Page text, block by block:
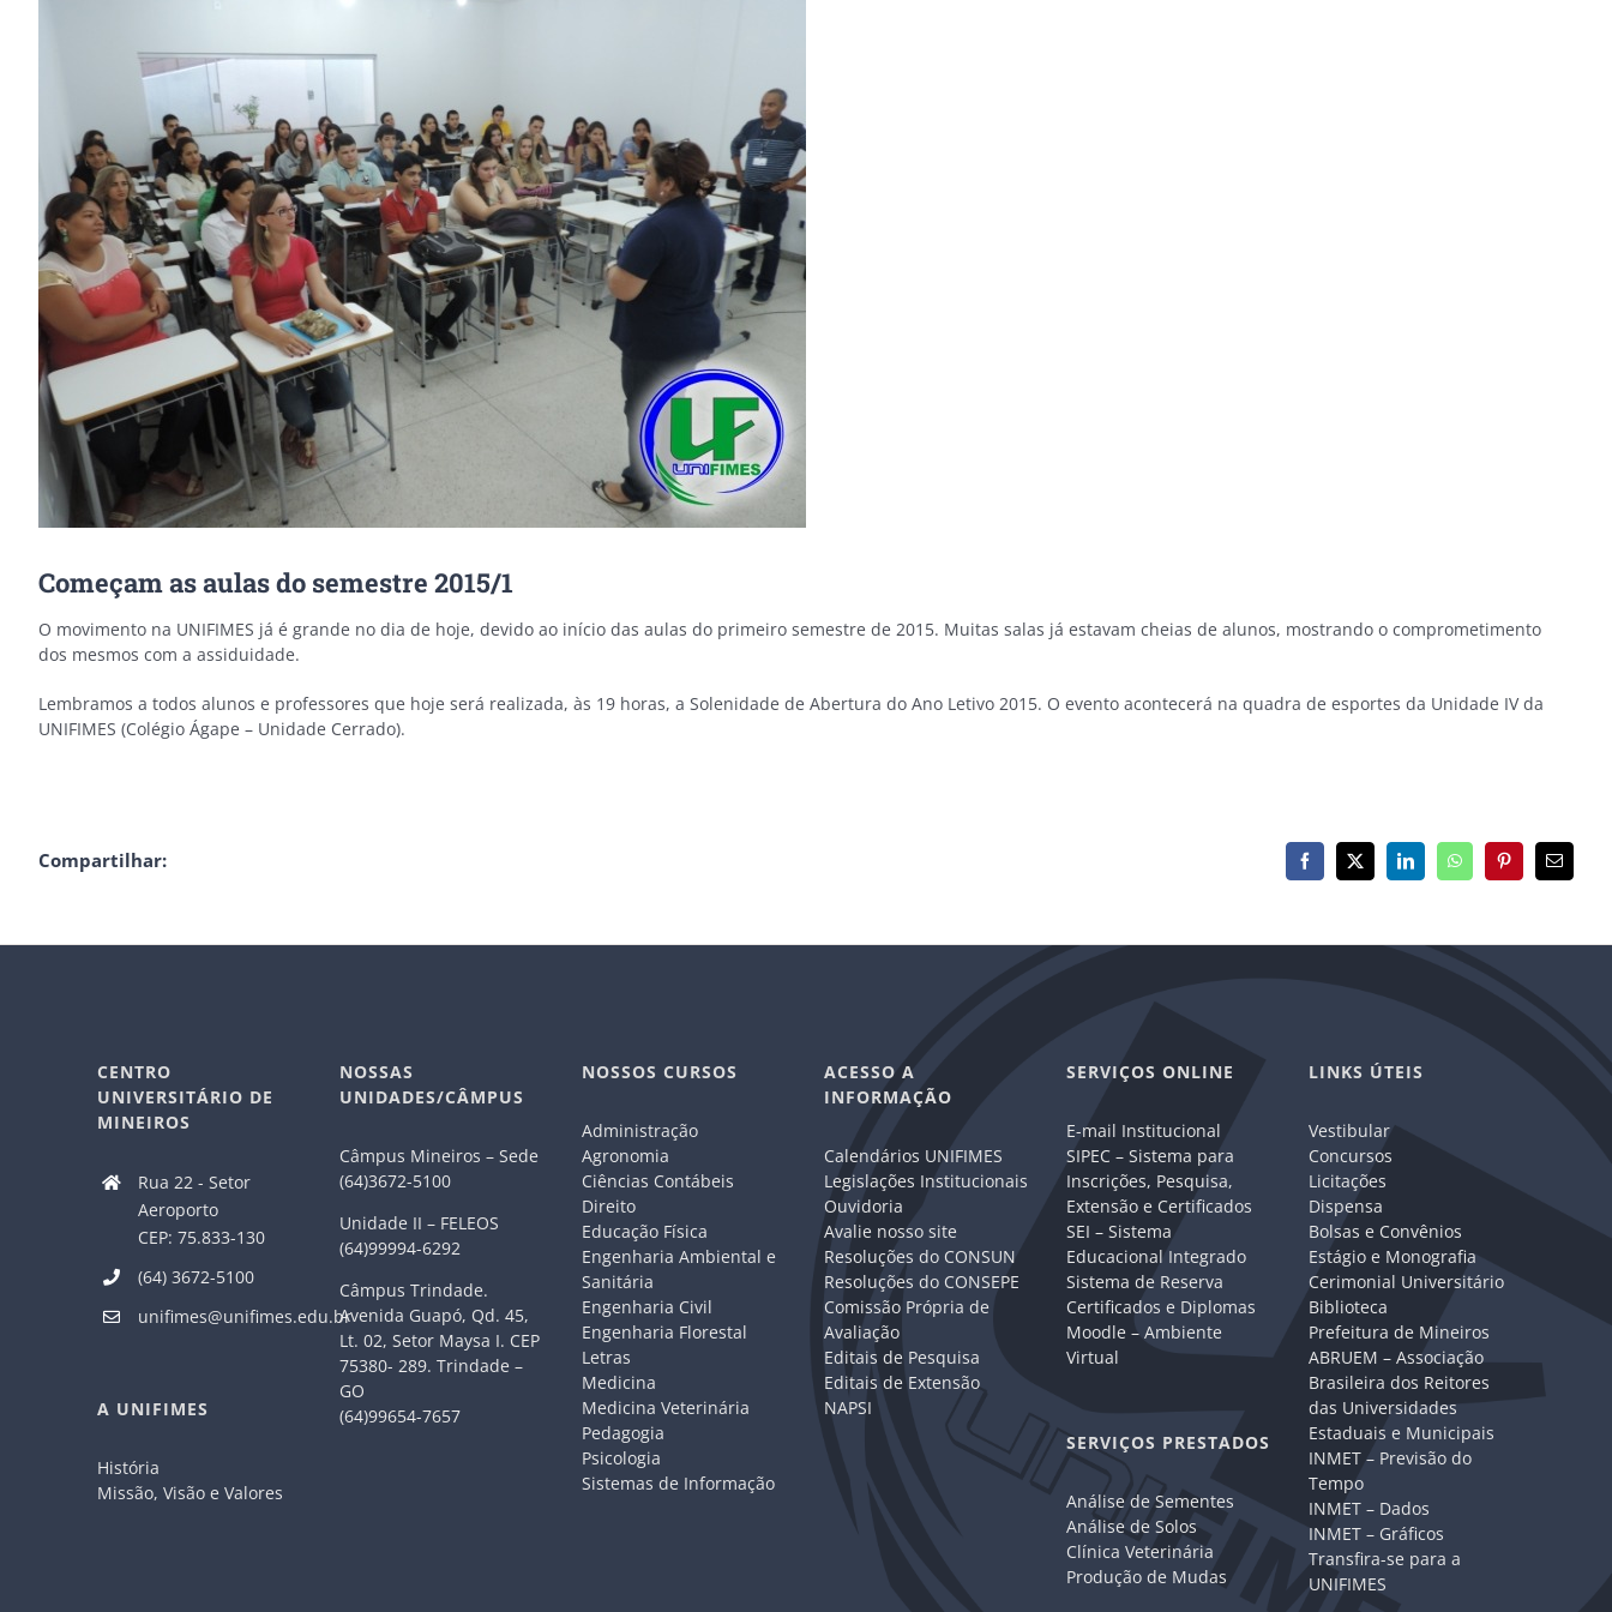
Começam as aulas do semestre 2015/1
O movimento na UNIFIMES já é grande no dia de hoje, devido ao início das aulas do primeiro semestre de 2015. Muitas salas já estavam cheias de alunos, mostrando o comprometimento
dos mesmos com a assiduidade.
Lembramos a todos alunos e professores que hoje será realizada, às 19 horas, a Solenidade de Abertura do Ano Letivo 2015. O evento acontecerá na quadra de esportes da Unidade IV da
UNIFIMES (Colégio Ágape – Unidade Cerrado).
Compartilhar: Facebook
X LinkedInWhatsAppPinterest
E-
mail
CENTRO
UNIVERSITÁRIO DE
MINEIROS
Rua 22 - Setor
Aeroporto
CEP: 75.833-130
(64) 3672-5100
unifimes@unifimes.edu.br
A UNIFIMES
História
Missão, Visão e Valores
NOSSAS
UNIDADES/CÂMPUS
Câmpus Mineiros – Sede
(64)3672-5100
Unidade II – FELEOS
(64)99994-6292
Câmpus Trindade.
Avenida Guapó, Qd. 45,
Lt. 02, Setor Maysa I. CEP
75380- 289. Trindade –
GO
(64)99654-7657
NOSSOS CURSOS
Administração
Agronomia
Ciências Contábeis
Direito
Educação Física
Engenharia Ambiental e
Sanitária
Engenharia Civil
Engenharia Florestal
Letras
Medicina
Medicina Veterinária
Pedagogia
Psicologia
Sistemas de Informação
ACESSO A
INFORMAÇÃO
Calendários UNIFIMES
Legislações Institucionais
Ouvidoria
Avalie nosso site
Resoluções do CONSUN
Resoluções do CONSEPE
Comissão Própria de
Avaliação
Editais de Pesquisa
Editais de Extensão
NAPSI
SERVIÇOS ONLINE
E-mail Institucional
SIPEC – Sistema para
Inscrições, Pesquisa,
Extensão e Certificados
SEI – Sistema
Educacional Integrado
Sistema de Reserva
Certificados e Diplomas
Moodle – Ambiente
Virtual
SERVIÇOS PRESTADOS
Análise de Sementes
Análise de Solos
Clínica Veterinária
Produção de Mudas
LINKS ÚTEIS
Vestibular
Concursos
Licitações
Dispensa
Bolsas e Convênios
Estágio e Monografia
Cerimonial Universitário
Biblioteca
Prefeitura de Mineiros
ABRUEM – Associação
Brasileira dos Reitores
das Universidades
Estaduais e Municipais
INMET – Previsão do
Tempo
INMET – Dados
INMET – Gráficos
Transfira-se para a
UNIFIMES